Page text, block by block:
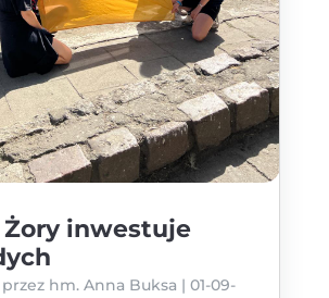
inwestuje
hm. Anna Buksa | 01-09-